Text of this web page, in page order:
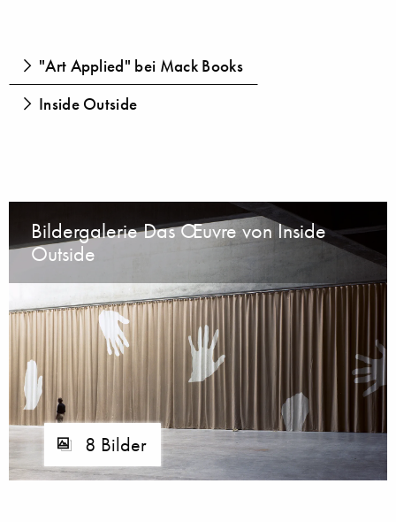
"Art Applied" bei Mack Books
Inside Outside
Bildergalerie Das Œuvre von Inside
Outside
8 Bilder